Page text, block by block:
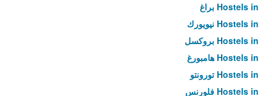
Hostels in براغ
Hostels in نيويورك
Hostels in بروكسل
Hostels in هامبورغ
Hostels in تورونتو
Hostels in فلورنس